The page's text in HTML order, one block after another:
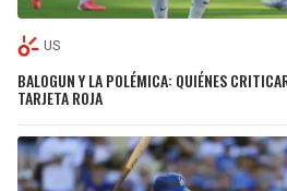
US
BALOGUN Y LA POLÉMICA: QUIÉNES
TARJETA ROJA